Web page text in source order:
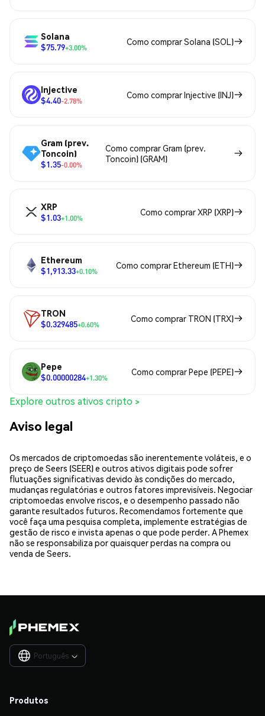
Solana
$75.79+3.00%
Como comprar Solana (SOL)
Injective
$4.40-2.78%
Como comprar Injective (INJ)
Gram (prev.
Toncoin)
$1.35-0.00%
Como comprar Gram (prev.
Toncoin) (GRAM)
XRP
$1.03+1.00%
Como comprar XRP (XRP)
Ethereum
$1,913.33+0.10%
Como comprar Ethereum (ETH)
TRON
$0.329485+0.60%
Como comprar TRON (TRX)
Pepe
$0.00000284+1.30%
Como comprar Pepe (PEPE)
Explore outros ativos cripto >
Aviso legal
Os mercados de criptomoedas são inerentemente voláteis, e o
preço de Seers (SEER) e outros ativos digitais pode sofrer
flutuações significativas devido às condições do mercado,
mudanças regulatórias e outros fatores imprevisíveis. Negociar
criptomoedas envolve riscos, e o desempenho passado não
garante resultados futuros. Recomendamos fortemente que
você faça uma pesquisa completa, implemente estratégias de
gestão de risco e invista apenas o que pode perder. A Phemex
não se responsabiliza por quaisquer perdas na compra ou
venda de Seers.
Português 
Produtos